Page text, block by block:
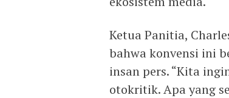
Ketua Panitia,
bahwa konvensi ini
insan pers. “Kita
otokritik. Apa yang